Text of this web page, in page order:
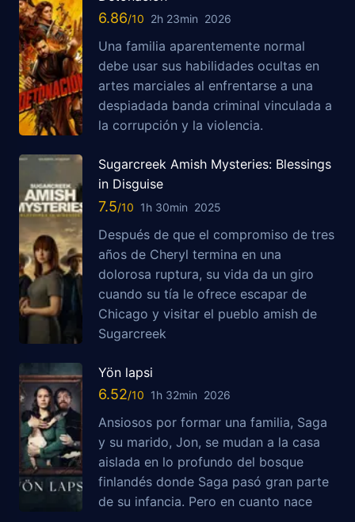
6.86 2h 23min 2026
Una familia aparentemente normal
debe usar sus habilidades ocultas en
artes marciales al enfrentarse a una
despiadada banda criminal vinculada a
la corrupción y la violencia.
Sugarcreek Amish Mysteries: Blessings
in Disguise
7.5 1h 30min 2025
Después de que el compromiso de tres
años de Cheryl termina en una
dolorosa ruptura, su vida da un giro
cuando su tía le ofrece escapar de
Chicago y visitar el pueblo amish de
Sugarcreek
Yön lapsi
6.52 1h 32min 2026
Ansiosos por formar una familia, Saga
y su marido, Jon, se mudan a la casa
aislada en lo profundo del bosque
finlandés donde Saga pasó gran parte
de su infancia. Pero en cuanto nace